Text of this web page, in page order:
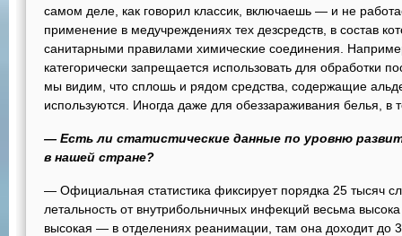
самом деле, как говорил классик, включаешь — и не
применение в медучреждениях тех дезсредств, в состав
санитарными правилами химические соединения.
категорически запрещается использовать для обработки
мы видим, что сплошь и рядом средства, содержащие
используются. Иногда даже для обеззараживания белья, в
— Есть ли статистические данные по уровню
в нашей стране?
— Официальная статистика фиксирует порядка 25 тысяч
летальность от внутрибольничных инфекций весьма
высокая — в отделениях реанимации, там она доходит до